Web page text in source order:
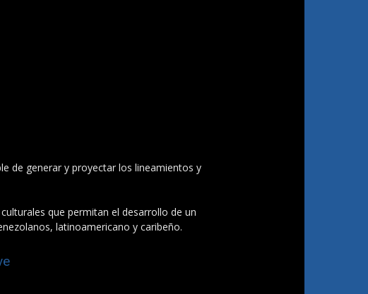
de generar y proyectar los lineamientos y
que permitan el desarrollo de un
latinoamericano y caribeño.